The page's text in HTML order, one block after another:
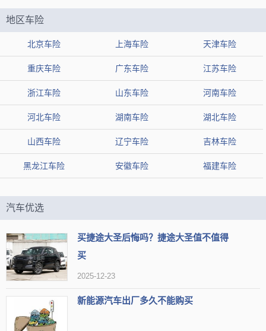
地区车险
北京车险 上海车险 天津车险
重庆车险 广东车险 江苏车险
浙江车险 山东车险 河南车险
河北车险 湖南车险 湖北车险
山西车险 辽宁车险 吉林车险
黑龙江车险 安徽车险 福建车险
汽车优选
买捷途大圣后悔吗？捷途大圣值不值得
买
2025-12-23
新能源汽车出厂多久不能购买